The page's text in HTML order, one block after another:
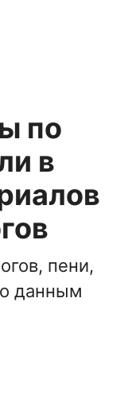
по
в
пени,
данным